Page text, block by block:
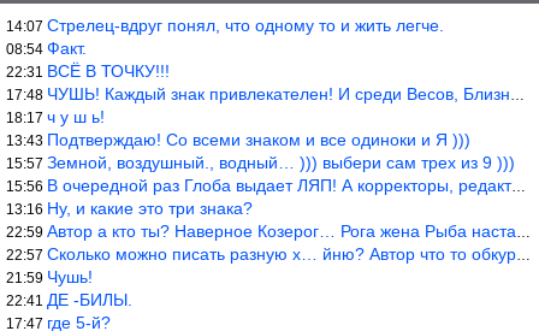
14:07 Стрелец-вдруг понял, что одному то и жить легче.
08:54 Факт.
22:31 ВСЁ В ТОЧКУ!!!
17:48 ЧУШЬ! Каждый знак привлекателен! И среди Весов, Близнецов встреч
18:17 ч у ш ь!
13:43 Подтверждаю! Со всеми знаком и все одиноки и Я )))
15:57 Земной, воздушный., водный… ))) выбери сам трех из 9 )))
15:56 В очередной раз Глоба выдает ЛЯП! А корректоры, редакторы пропус
13:16 Ну, и какие это три знака?
22:59 Автор а кто ты? Наверное Козерог… Рога жена Рыба наставила ))
22:57 Сколько можно писать разную х… йню? Автор что то обкурился?
21:59 Чушь!
22:41 ДЕ -БИЛЫ.
17:47 где 5-й?